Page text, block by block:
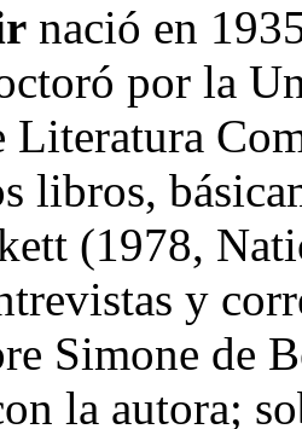
nació en
por la
Literatura
libros,
(1978,
y
Simone de
la autora;